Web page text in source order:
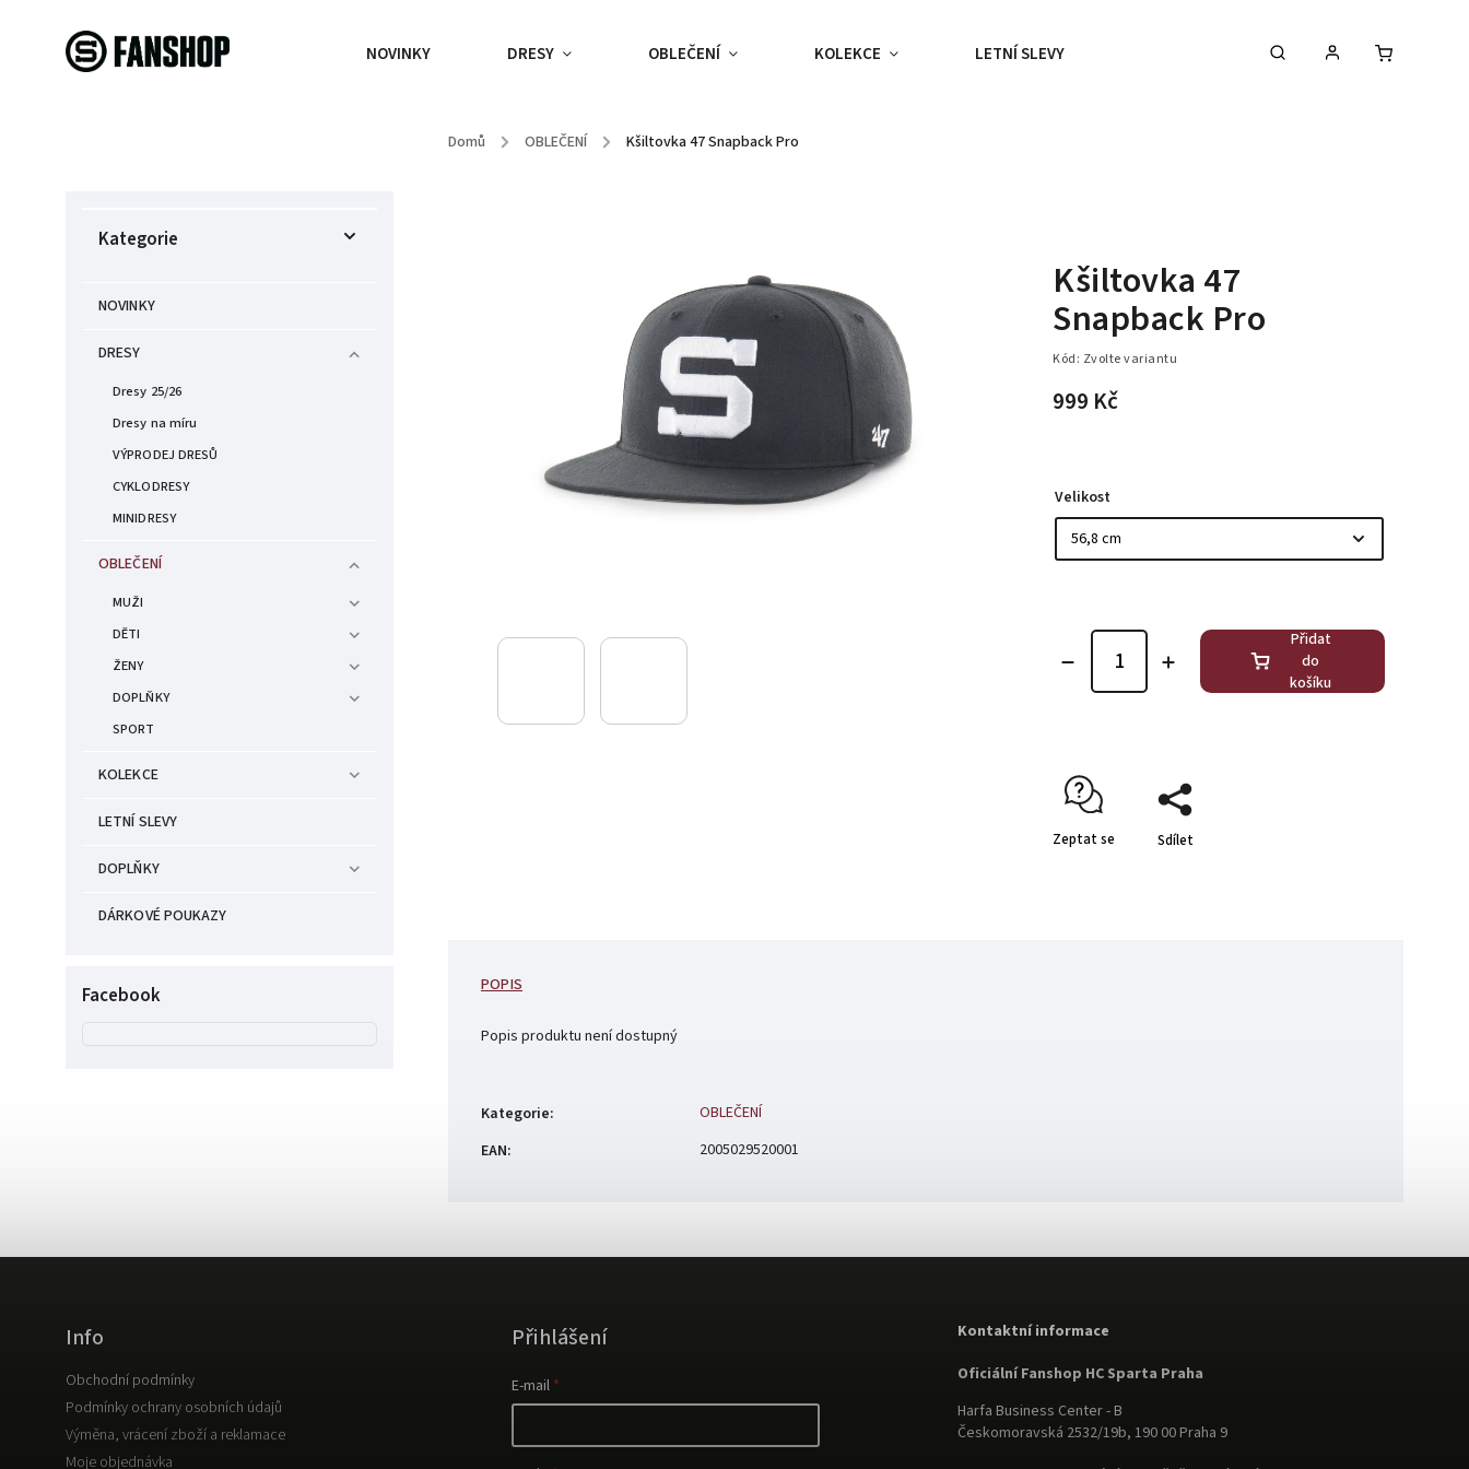
NOVINKY DRESY OBLEČENÍ KOLEKCE LETNÍ SLEVY DÁRKOVÉ POUKAZY
Domů / OBLEČENÍ / Kšiltovka 47 Snapback Pro
Kategorie
NOVINKY
DRESY
Dresy 25/26
Dresy na míru
VÝPRODEJ DRESŮ
CYKLODRESY
MINIDRESY
OBLEČENÍ
MUŽI
DĚTI
ŽENY
DOPLŇKY
SPORT
KOLEKCE
LETNÍ SLEVY
DOPLŇKY
DÁRKOVÉ POUKAZY
Facebook
Kšiltovka 47
Snapback Pro
Kód: Zvolte variantu
999 Kč
Velikost
Přidat
do
košíku
Zeptat se Sdílet
POPIS
Popis produktu není dostupný
Kategorie:
OBLEČENÍ
EAN: 2005029520001
Info
Obchodní podmínky
Podmínky ochrany osobních údajů
Výměna, vrácení zboží a reklamace
Moje objednávka
Přihlášení
E-mail
Kontaktní informace
Oficiální Fanshop HC Sparta Praha
Harfa Business Center - B
Českomoravská 2532/19b, 190 00 Praha 9